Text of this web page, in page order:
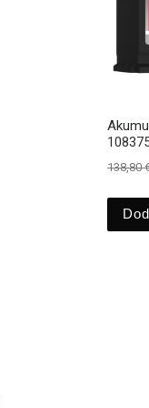
138,80